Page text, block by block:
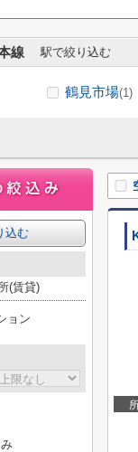
線 駅で絞り込む
鶴見市場(1)
込む
(賃貸)
ョン